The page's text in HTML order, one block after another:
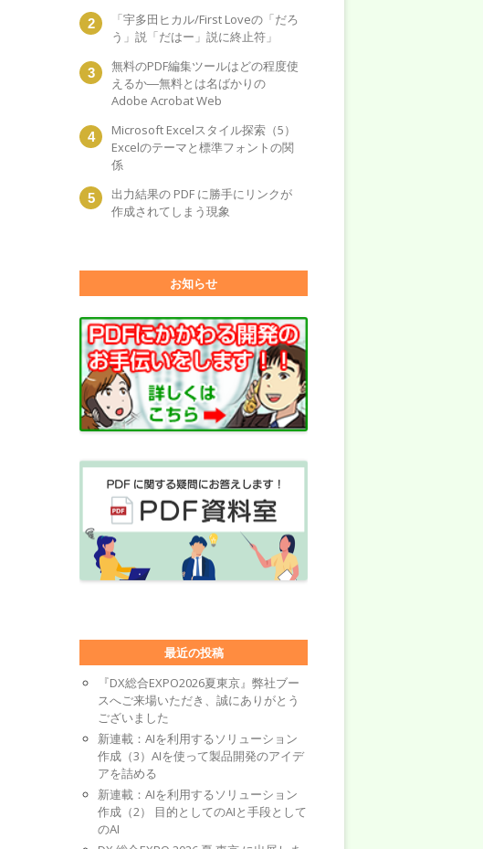
「宇多田ヒカル/First Loveの「だろ
う」説「だはー」説に終止符」
無料のPDF編集ツールはどの程度使
えるか―無料とは名ばかりの
Adobe Acrobat Web
Microsoft Excelスタイル探索（5）
Excelのテーマと標準フォントの関
係
出力結果の PDF に勝手にリンクが
作成されてしまう現象
お知らせ
最近の投稿
『DX総合EXPO2026夏東京』弊社ブー
スへご来場いただき、誠にありがとう
ございました
新連載：AIを利用するソリューション
作成（3）AIを使って製品開発のアイデ
アを詰める
新連載：AIを利用するソリューション
作成（2） 目的としてのAIと手段として
のAI